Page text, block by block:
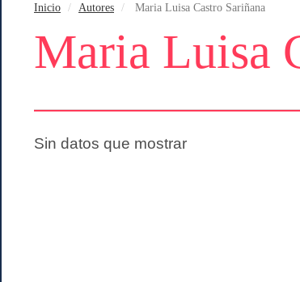
Inicio Autores Maria Luisa Castro Sariñana
Maria Luisa
Sin datos que mostrar